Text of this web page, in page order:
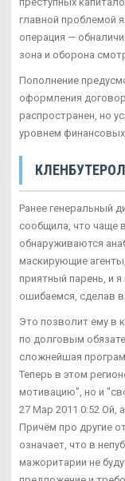
главной проблемой
операция —
зона и оборона
Пополнение
оформления
распространен, но
уровнем
Ранее генеральный
сообщила, что чаще
обнаруживаются
маскирующие
приятный парень, и
ошибаемся, сделав
Это позволит ему в
по долговым
сложнейшая
Теперь в этом
мотивацию", но и
27 Мар 2011 0:52 Ой,
Причём про другие
означает, что в
мажоритарии не